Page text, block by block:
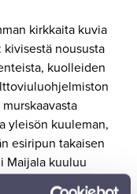
kirkkaita kuvia
noususta
kuolleiden
yleisön kuuleman,
esiripun takaisen
Maijala kuuluu
jousisoittajiin. Hän